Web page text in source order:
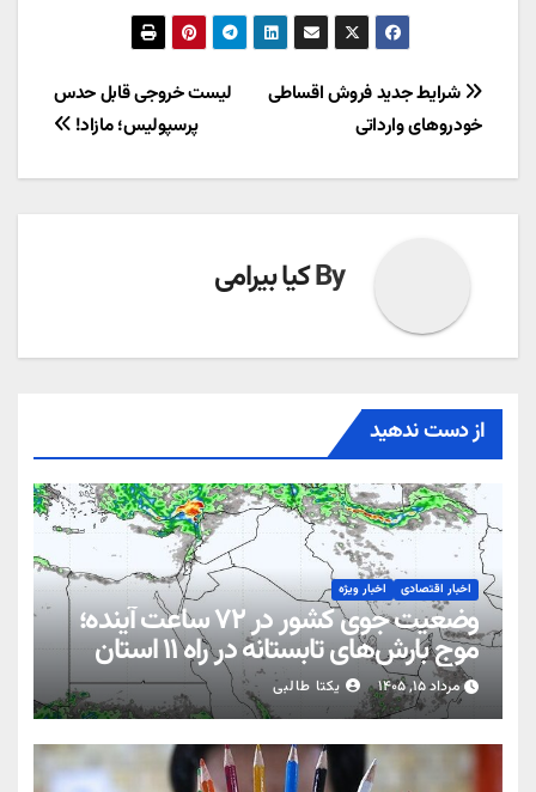
راهبری
نوشته
لیست خروجی قابل حدس
پرسپولیس؛ مازاد!
شرایط جدید فروش اقساطی
خودروهای وارداتی
Byکیا بیرامی
از دست ندهید
اخبار اقتصادی اخبار ویژه
وضعیت جوی کشور در ۷۲ ساعت آینده؛
موج بارش‌های تابستانه در راه ۱۱ استان
مرداد ۱۵, ۱۴۰۵ یکتا طالبی